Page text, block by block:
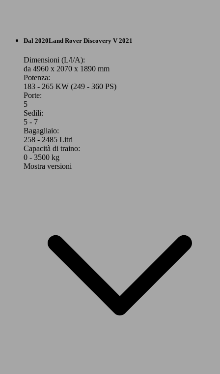
Dal 2020Land Rover Discovery V 2021
Dimensioni (L/l/A):
da 4960 x 2070 x 1890 mm
Potenza:
183 - 265 KW (249 - 360 PS)
Porte:
5
Sedili:
5 - 7
Bagagliaio:
258 - 2485 Litri
Capacità di traino:
0 - 3500 kg
Mostra versioni